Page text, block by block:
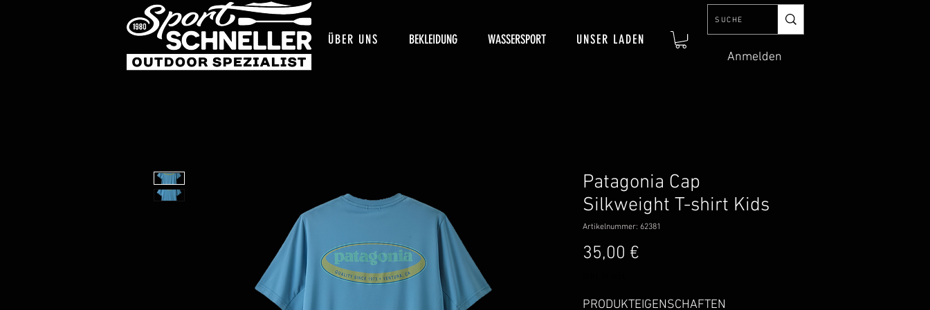
ÜBER UNS BEKLEIDUNG WASSERSPORT UNSER LADEN
Anmelden
Patagonia Cap
Silkweight T-shirt Kids
Artikelnummer: 62381
35,00 €
PRODUKTEIGENSCHAFTEN